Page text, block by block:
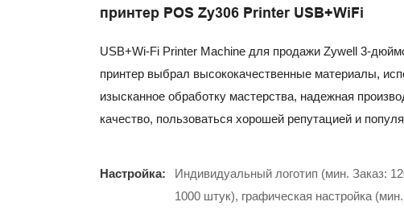
принтер POS Zy306 Printer USB+WiFi
USB+Wi-Fi Printer Machine для продажи Zywell 3-
принтер выбрал высококачественные материалы,
изысканное обработку мастерства, надежная
качество, пользоваться хорошей репутацией и
Настройка:
Индивидуальный логотип (мин. Заказ:
1000 штук), графическая настройка